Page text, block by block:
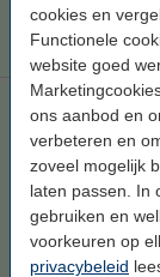
cookies en
Functionele
website goed
ons aanbod en
verbeteren en
zoveel mogelijk
laten passen. In
gebruiken en
voorkeuren op
privacybeleid
Wij adviseren u
nemen.
Epson